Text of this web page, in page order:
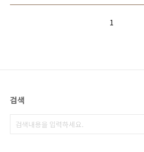
1
검색